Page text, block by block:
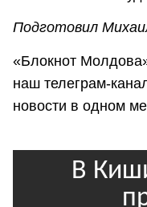
Подготовил
«Блокнот
наш телеграм-
новости в одном